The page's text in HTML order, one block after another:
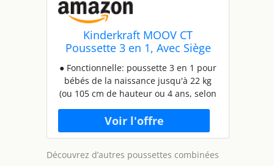
Kinderkraft MOOV CT
Poussette 3 en 1, Avec Siège
auto MINK PRO I-Size, Landau
bébé jusqu'à 26 kg, Poussette
combinées, Pliable, 4 roues
avec amortisseurs, Position
allongée, Réglage poignée,
Noir
● Fonctionnelle: poussette 3 en 1 pour
bébés de la naissance jusqu'à 22 kg
(ou 105 cm de hauteur ou 4 ans, selon
transformez le landau en poussette en
quelques secondes. Elle a un amorti
caoutchouc). Elle dispose d'une
Découvrez d’autres poussettes combinées